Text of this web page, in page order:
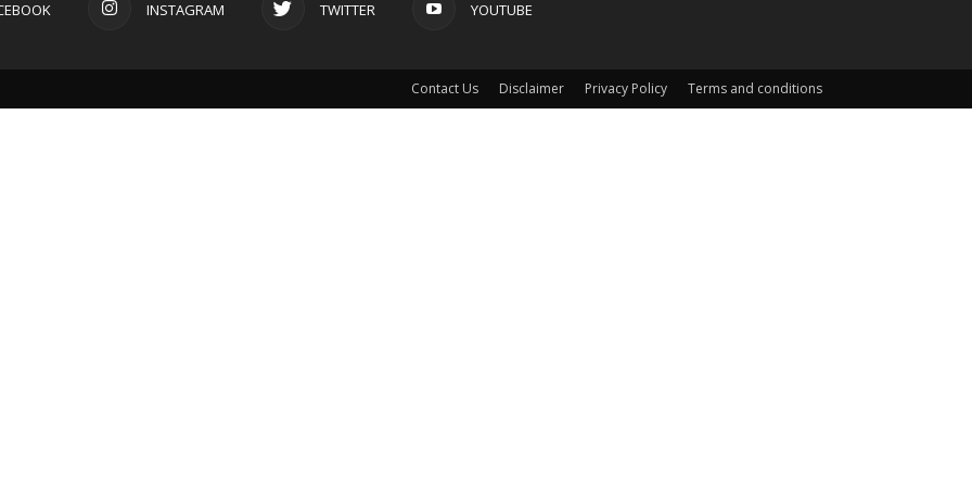
INSTAGRAM TWITTER YOUTUBE
Contact Us Disclaimer Privacy Policy Terms and conditions